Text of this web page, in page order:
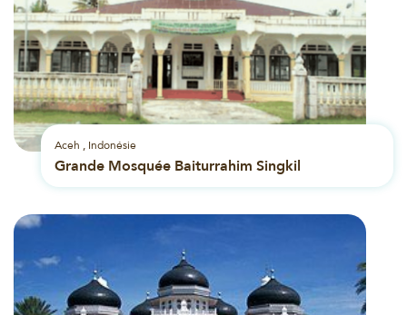
Aceh , Indonésie
Grande Mosquée Baiturrahim Singkil